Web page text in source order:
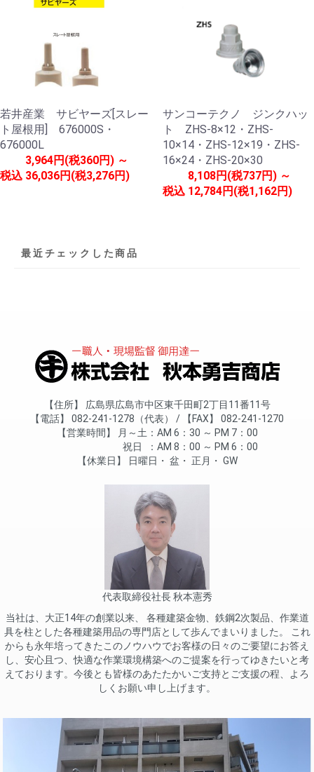
若井産業 サビヤーズ[スレー
ト屋根用] 676000S・
676000L
税込
3,964円(税360円) ～
36,036円(税3,276円)
サンコーテクノ ジンクハッ
ト ZHS-8×12・ZHS-
10×14・ZHS-12×19・ZHS-
16×24・ZHS-20×30
税込
8,108円(税737円) ～
12,784円(税1,162円)
最近チェックした商品
住所
広島県広島市中区東千田町2丁目11番11号
電話
082-241-1278（代表） FAX
082-241-1270
営業時間
月～土
AM 6：30 ～ PM 7：00
祝日
AM 8：00 ～ PM 6：00
休業日
日曜日 盆 正月 GW
代表取締役社長 秋本憲秀
当社は、大正14年の創業以来、 各種建築金物、鉄鋼2次製品、作業道
具を柱とした各種建築用品の専門店として歩んでまいりました。 これ
からも永年培ってきたこのノウハウでお客様の日々のご要望にお答え
し、安心且つ、快適な作業環境構築へのご提案を行ってゆきたいと考
えております。今後とも皆様のあたたかいご支持とご支援の程、よろ
しくお願い申し上げます。